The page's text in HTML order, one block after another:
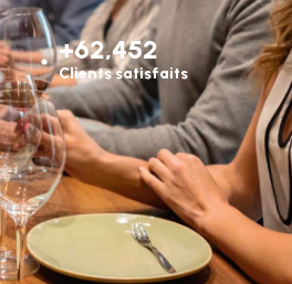
+62,452
Clients satisfaits